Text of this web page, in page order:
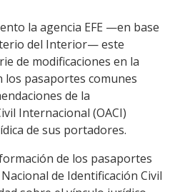
la agencia EFE —en base
del Interior— este
de modificaciones en la
pasaportes comunes
de la
Internacional (OACI)
de sus portadores.
de los pasaportes
de Identificación Civil